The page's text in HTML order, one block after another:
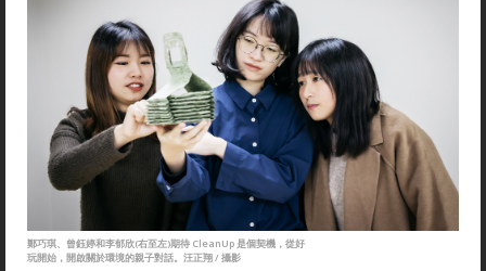
鄭巧琪、曾鈺婷和李郁欣(右至左)期待 CleanUp 是個契機，從好
玩開始，開啟關於環境的親子對話。汪正翔 / 攝影